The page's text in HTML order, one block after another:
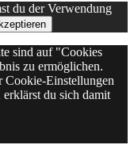
du der Verwendung
sind auf "Cookies
zu ermöglichen.
Cookie-Einstellungen
du sich damit